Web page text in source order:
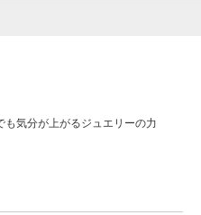
も気分が上がるジュエリーの力